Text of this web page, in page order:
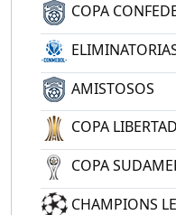
COPA
AMISTOSOS
COPA
COPA
CHAMPIONS